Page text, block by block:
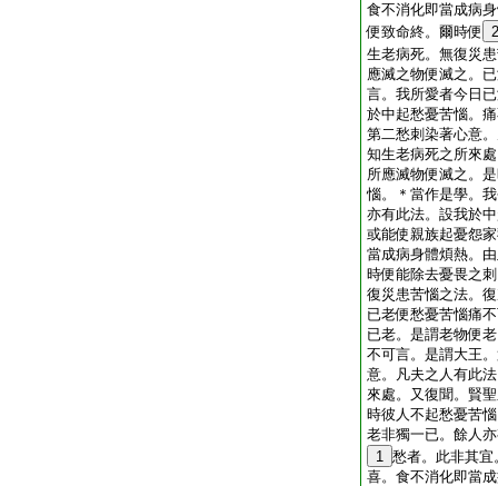
食不消化即當成病
便致命終。爾時便
生老病死。無復災
應滅之物便滅之。
言。我所愛者今日
於中起愁憂苦惱。
第二愁刺染著心意
知生老病死之所來
所應滅物便滅之。
惱。＊當作是學。
亦有此法。設我於
或能使親族起憂怨
當成病身體煩熱。
時便能除去憂畏之
復災患苦惱之法。
已老便愁憂苦惱痛
已老。是謂老物便
不可言。是謂大王
意。凡夫之人有此
來處。又復聞。賢
時彼人不起愁憂苦
老非獨一已。餘人
1 愁者。此非其宜
喜。食不消化即當